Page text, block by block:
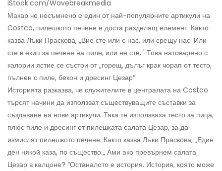
iStock.com/Wavebreakmedia
Макар че несъмнено е един от най-популярните артикули на
Costco, пилешкото печене е доста разделящ елемент. Както
казва Лъки Праскова, „Вие сте или с нас, или срещу нас. Или
сте в екип за печене на пиле, или не сте. ' Това натоварено с
калории ястие се състои от „горещ, дълъг крак чорап от тесто,
пълнен с пиле, бекон и дресинг Цезар“.
Историята разказва, че служителите в централата на Costco
търсят начини да използват съществуващите съставки за
създаване на нови артикули. Така те използваха тесто за пица,
плюс пиле и дресинг от пилешката салата Цезар, за да
измислят пилешкото печене. Както казва Лъки Праскова, „Един
ден някой каза, по същество:„ Ами ако превърнем салата
Цезар в калцоне? “Останалото е история. История, която може